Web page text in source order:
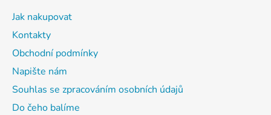
Jak nakupovat
Kontakty
Obchodní podmínky
Napište nám
Souhlas se zpracováním osobních údajů
Do čeho balíme